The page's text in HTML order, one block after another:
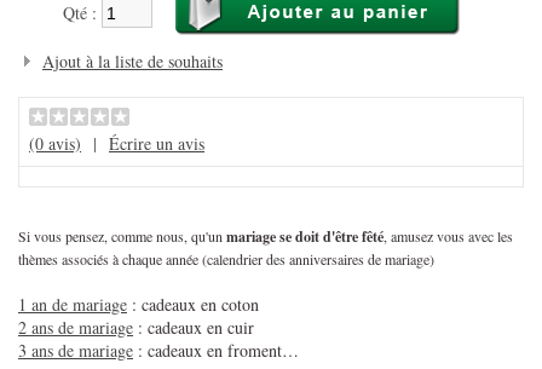
Qté :
Ajout à la liste de souhaits
(0 avis) | Écrire un avis
Si vous pensez, comme nous, qu'unmariage se doit d'être fêté, amusez vous avec les
thèmes associés à chaque année (calendrier des anniversaires de mariage)
1 an de mariage : cadeaux en coton
2 ans de mariage : cadeaux en cuir
3 ans de mariage : cadeaux en froment…